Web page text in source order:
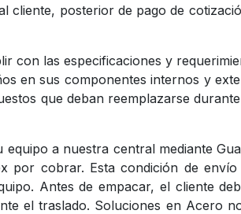
posterior de pago de
las especificaciones y
en sus componentes internos y
que deban reemplazarse
a nuestra central mediante
por cobrar. Esta condición de
Antes de empacar, el cliente
el traslado. Soluciones en Acero